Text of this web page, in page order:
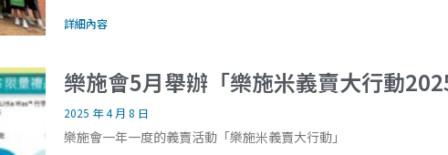
詳細內容
樂施會5月舉辦「樂施米義賣大行動
2025 年 4 月 8 日
樂施會一年一度的義賣活動「樂施米義賣大行動」